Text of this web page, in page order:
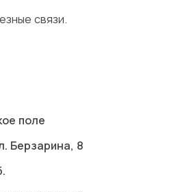
связи.
поле
Берзарина, 8